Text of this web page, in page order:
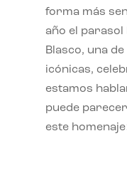
forma más
año el parasol
Blasco, una
icónicas,
estamos
puede
este